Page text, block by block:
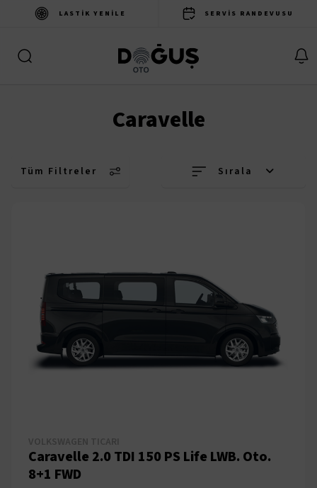
LASTIK YENILE SERVIS RANDEVUSU
Caravelle
Tüm Filtreler Sırala
Caravelle 2.0 TDI 150 PS Life LWB. Oto.
8+1 FWD